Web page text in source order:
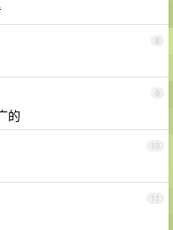
8
9
的
10
11